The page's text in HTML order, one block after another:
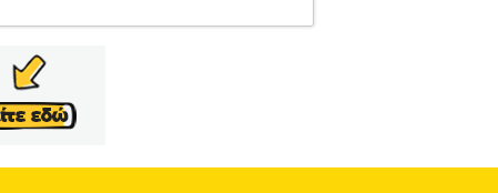
GOTS σε εφαρμοστό στυλ, ιδανικό
στυλ για τη Gen Z. Νέα styles διαθέσιμα σε
χαρακτηριστικά>• Ύφανση-Σύνθεση>95%
τις οδηγίες που
πωλούνται από την εταιρεία Electronic